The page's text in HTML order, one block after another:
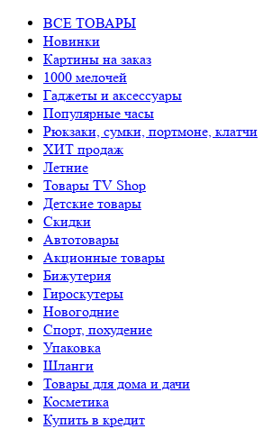
ВСЕ ТОВАРЫ
Новинки
Картины на заказ
1000 мелочей
Гаджеты и аксессуары
Популярные часы
Рюкзаки, сумки, портмоне, клатчи
ХИТ продаж
Летние
Товары TV Shop
Детские товары
Cкидки
Автотовары
Акционные товары
Бижутерия
Гироскутеры
Новогодние
Спорт, похудение
Упаковка
Шланги
Товары для дома и дачи
Косметика
Купить в кредит